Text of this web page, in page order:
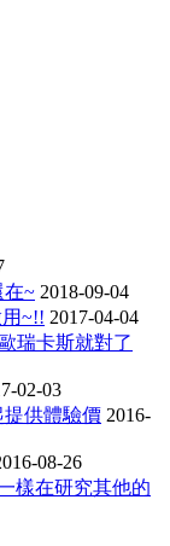
在~ 2018-09-04
~!! 2017-04-04
瑞卡斯就對了
02-03
供體驗價 2016-
08-26
樣在研究其他的